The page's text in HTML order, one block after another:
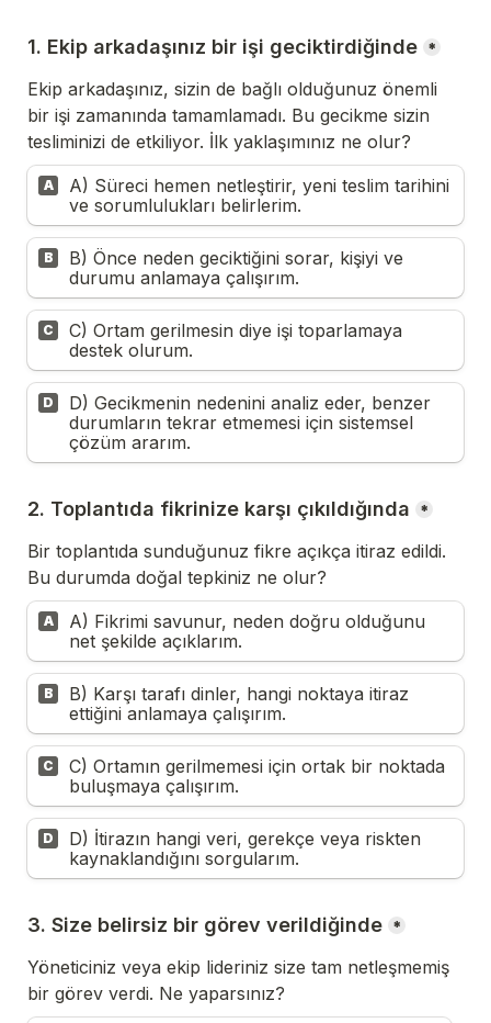
1. Ekip arkadaşınız bir işi geciktirdiğinde *
Ekip arkadaşınız, sizin de bağlı olduğunuz önemli
bir işi zamanında tamamlamadı. Bu gecikme sizin
tesliminizi de etkiliyor. İlk yaklaşımınız ne olur?
A
A) Süreci hemen netleştirir, yeni teslim tarihini
ve sorumlulukları belirlerim.
B
B) Önce neden geciktiğini sorar, kişiyi ve
durumu anlamaya çalışırım.
C
C) Ortam gerilmesin diye işi toparlamaya
destek olurum.
D
D) Gecikmenin nedenini analiz eder, benzer
durumların tekrar etmemesi için sistemsel
çözüm ararım.
2. Toplantıda fikrinize karşı çıkıldığında *
Bir toplantıda sunduğunuz fikre açıkça itiraz edildi.
Bu durumda doğal tepkiniz ne olur?
A
A) Fikrimi savunur, neden doğru olduğunu
net şekilde açıklarım.
B
B) Karşı tarafı dinler, hangi noktaya itiraz
ettiğini anlamaya çalışırım.
C
C) Ortamın gerilmemesi için ortak bir noktada
buluşmaya çalışırım.
D
D) İtirazın hangi veri, gerekçe veya riskten
kaynaklandığını sorgularım.
3. Size belirsiz bir görev verildiğinde *
Yöneticiniz veya ekip lideriniz size tam netleşmemiş
bir görev verdi. Ne yaparsınız?